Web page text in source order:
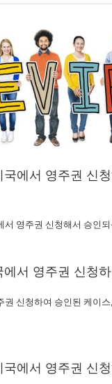
에서 영주권 신
영주권 신청해서 승인
서 영주권 신청
신청하여 승인된 케이스
에서 영주권 신